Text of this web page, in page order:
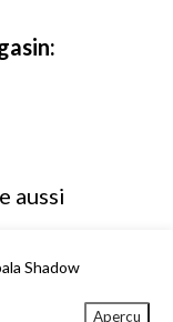
aussi
Shadow
Aperçu